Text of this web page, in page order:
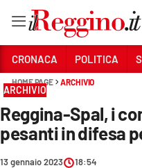
Sezioni
CRONACA
CRONACA POLITICA
HOME PAGE ARCHIVIO
ARCHIVIO
Reggina-Spal, i
pesanti in difesa
13 gennaio 2023 18:54